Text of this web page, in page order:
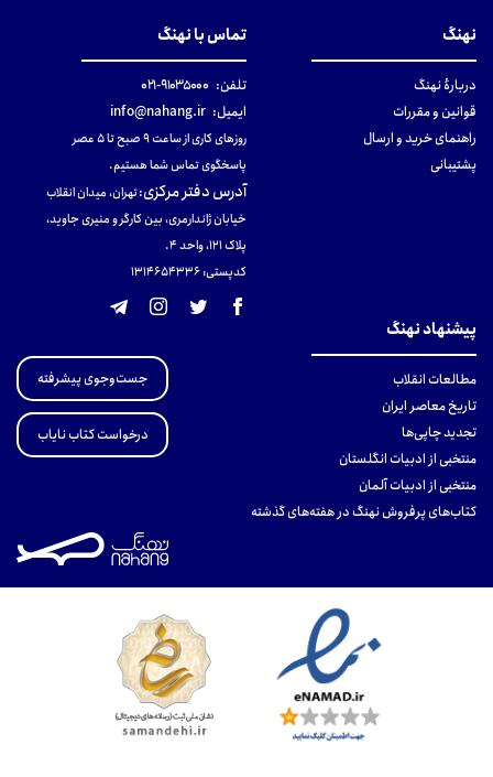
نهنگ
دربارهٔ نهنگ
قوانین و مقررات
راهنمای خرید و ارسال
پشتیبانی
تماس با نهنگ
تلفن: ۹۱۰۳۵۰۰۰-۰۲۱
ایمیل: info@nahang.ir
روزهای کاری از ساعت ۹ صبح تا ۵ عصر
پاسخگوی تماس شما هستیم.
آدرس دفتر مرکزی:تهران، میدان انقلاب
خیابان ژاندارمری، بین کارگر و منیری جاوید،
پلاک 121، واحد ۴.
کدپستی: 131465433۶
پیشنهاد نهنگ
مطالعات انقلاب
تاریخ معاصر ایران
تجدید چاپی‌ها
منتخبی از ادبیات انگلستان
منتخبی از ادبیات آلمان
کتاب‌های پرفروش نهنگ در هفته‌های گذشته
جست‌وجوی پیشرفته
درخواست کتاب نایاب